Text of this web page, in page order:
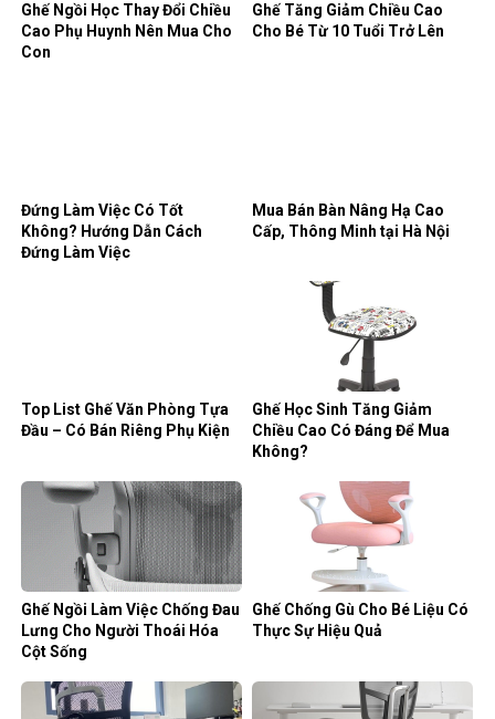
Ghế Ngồi Học Thay Đổi Chiều
Cao Phụ Huynh Nên Mua Cho
Con
Ghế Tăng Giảm Chiều Cao
Cho Bé Từ 10 Tuổi Trở Lên
Đứng Làm Việc Có Tốt
Không? Hướng Dẫn Cách
Đứng Làm Việc
Mua Bán Bàn Nâng Hạ Cao
Cấp, Thông Minh tại Hà Nội
Top List Ghế Văn Phòng Tựa
Đầu – Có Bán Riêng Phụ Kiện
Ghế Học Sinh Tăng Giảm
Chiều Cao Có Đáng Để Mua
Không?
Ghế Ngồi Làm Việc Chống Đau
Lưng Cho Người Thoái Hóa
Cột Sống
Ghế Chống Gù Cho Bé Liệu Có
Thực Sự Hiệu Quả